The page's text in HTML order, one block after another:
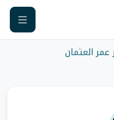
العثمان